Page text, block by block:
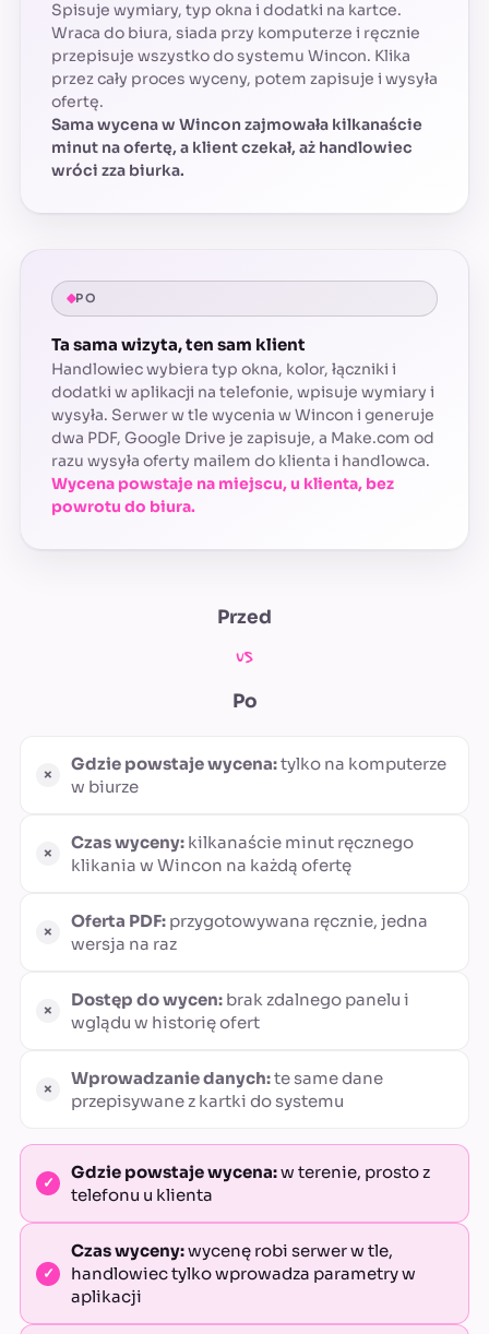
Spisuje wymiary, typ okna i dodatki na kartce.
Wraca do biura, siada przy komputerze i ręcznie
przepisuje wszystko do systemu Wincon. Klika
przez cały proces wyceny, potem zapisuje i wysyła
ofertę.
Sama wycena w Wincon zajmowała kilkanaście
minut na ofertę, a klient czekał, aż handlowiec
wróci zza biurka.
PO
Ta sama wizyta, ten sam klient
Handlowiec wybiera typ okna, kolor, łączniki i
dodatki w aplikacji na telefonie, wpisuje wymiary i
wysyła. Serwer w tle wycenia w Wincon i generuje
dwa PDF, Google Drive je zapisuje, a Make.com od
razu wysyła oferty mailem do klienta i handlowca.
Wycena powstaje na miejscu, u klienta, bez
powrotu do biura.
Przed
vs
Po
Gdzie powstaje wycena:tylko na komputerze
w biurze
Czas wyceny: kilkanaście minut ręcznego
klikania w Wincon na każdą ofertę
Oferta PDF: przygotowywana ręcznie, jedna
wersja na raz
Dostęp do wycen: brak zdalnego panelu i
wglądu w historię ofert
Wprowadzanie danych:te same dane
przepisywane z kartki do systemu
Gdzie powstaje wycena:w terenie, prosto z
telefonu u klienta
Czas wyceny:wycenę robi serwer w tle,
handlowiec tylko wprowadza parametry w
aplikacji